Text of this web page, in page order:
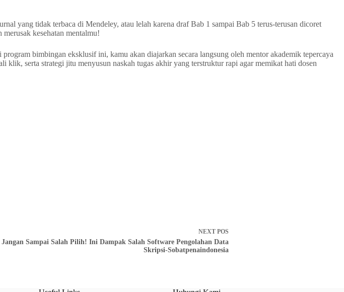
yang tidak terbaca di Mendeley, atau lelah karena draf Bab 1 sampai Bab 5 terus-terusan dicoret
kesehatan mentalmu!
bimbingan eksklusif ini, kamu akan diajarkan secara langsung oleh mentor akademik tepercaya
serta strategi jitu menyusun naskah tugas akhir yang terstruktur rapi agar memikat hati dosen
NEXT POS
Jangan Sampai Salah Pilih! Ini Dampak Salah Software Pengolahan Data
Skripsi-Sobatpenaindonesia